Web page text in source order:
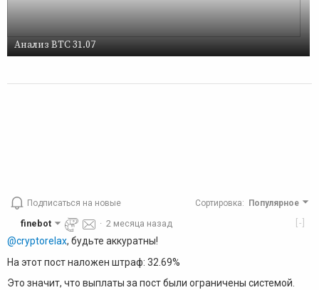
Анализ BTC 31.07
Подписаться на новые Сортировка: Популярное
[-]
finebot ·2 месяца назад
@cryptorelax, будьте аккуратны!
На этот пост наложен штраф: 32.69%
Это значит, что выплаты за пост были ограничены системой.